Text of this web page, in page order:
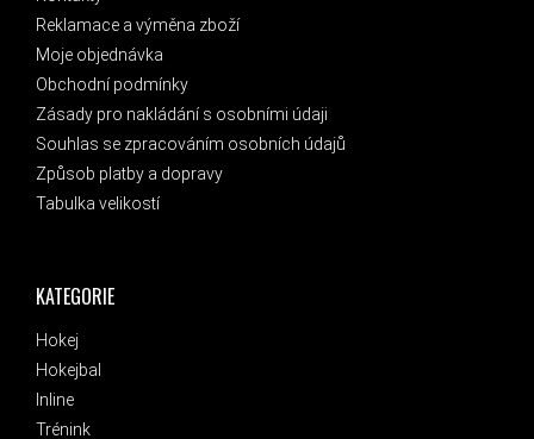
KATEGORIE
Hokej
Hokejbal
Inline
Trénink
Reklamace a výměna zboží
Moje objednávka
Obchodní podmínky
Zásady pro nakládání s osobními údaji
Souhlas se zpracováním osobních údajů
Způsob platby a dopravy
Tabulka velikostí